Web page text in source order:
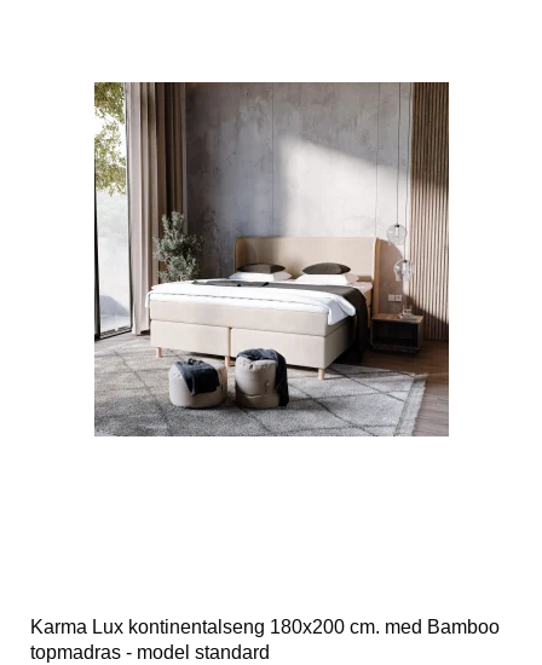
Karma Lux kontinentalseng 180x200 cm. med Bamboo
topmadras - model standard